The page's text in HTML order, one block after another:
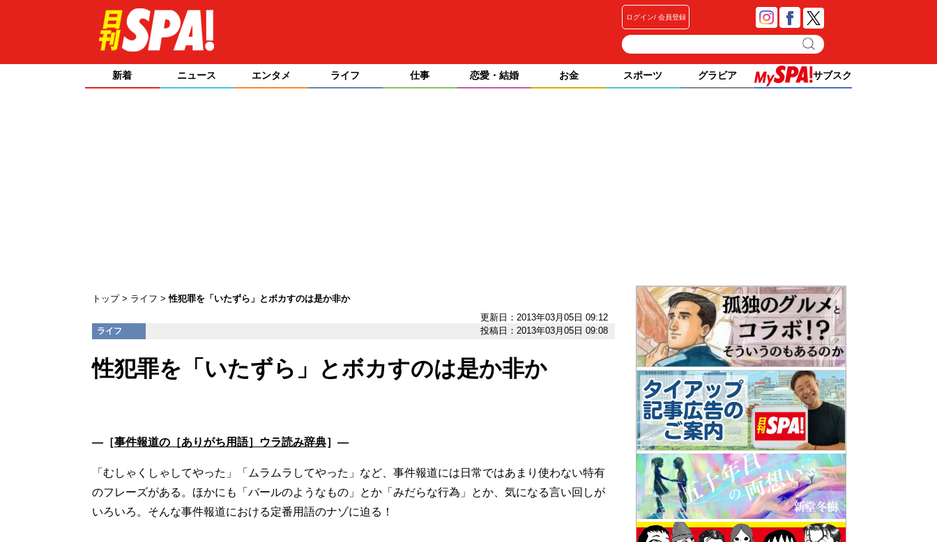
ログイン 会員登録
新着 ニュース エンタメ ライフ 仕事 恋愛・結婚 お金 スポーツ グラビア サブスク
トップ ライフ
性犯罪を「いたずら」とボカすのは是か非か
更新日：2013年03月05日 09:12
ライフ 投稿日：2013年03月05日 09:08
性犯罪を「いたずら」とボカすのは是か非か
―［事件報道の［ありがち用語］ウラ読み辞典］―
「むしゃくしゃしてやった」「ムラムラしてやった」など、事件報道には日常ではあまり使わない特有
のフレーズがある。ほかにも「バールのようなもの」とか「みだらな行為」とか、気になる言い回しが
いろいろ。そんな事件報道における定番用語のナゾに迫る！